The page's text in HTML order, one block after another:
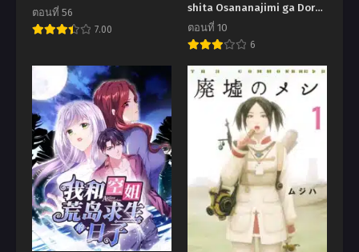
ตอนที่ 56
7.00
shita Osananajimi ga Dorei
ni Natteita no de, S-Rank
Boukensha no Boku wa
Kanojo wo Katte Mamoru
Koto ni shita
ตอนที่ 10
6